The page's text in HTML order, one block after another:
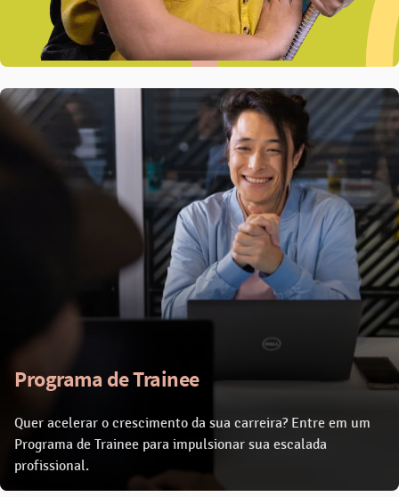
Programa de Trainee
Quer acelerar o crescimento da sua carreira? Entre em um
Programa de Trainee para impulsionar sua escalada
profissional.